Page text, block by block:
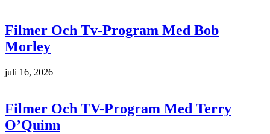
Filmer Och Tv-Program Med Bob
Morley
juli 16, 2026
Filmer Och TV-Program Med Terry
O’Quinn